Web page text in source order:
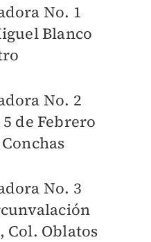
No. 1
Blanco
No. 2
de Febrero
No. 3
Col. Oblatos